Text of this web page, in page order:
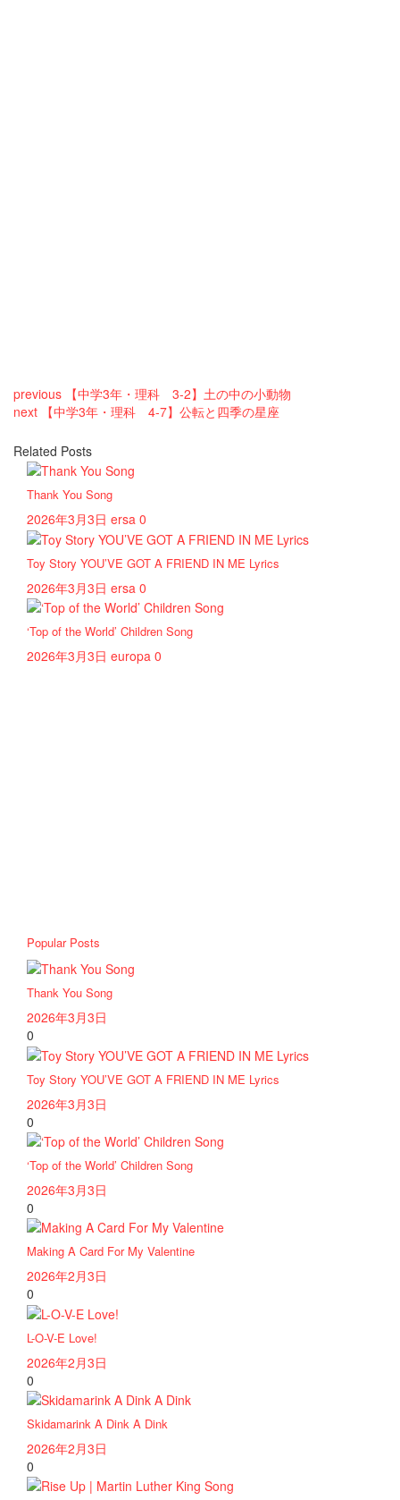
previous 【中学3年・理科 3-2】土の中の小動物
next 【中学3年・理科 4-7】公転と四季の星座
Related Posts
Thank You Song
2026年3月3日 ersa 0
Toy Story YOU’VE GOT A FRIEND IN ME Lyrics
2026年3月3日 ersa 0
‘Top of the World’ Children Song
2026年3月3日 europa 0
Popular Posts
Thank You Song
2026年3月3日
0
Toy Story YOU’VE GOT A FRIEND IN ME Lyrics
2026年3月3日
0
‘Top of the World’ Children Song
2026年3月3日
0
Making A Card For My Valentine
2026年2月3日
0
L-O-V-E Love!
2026年2月3日
0
Skidamarink A Dink A Dink
2026年2月3日
0